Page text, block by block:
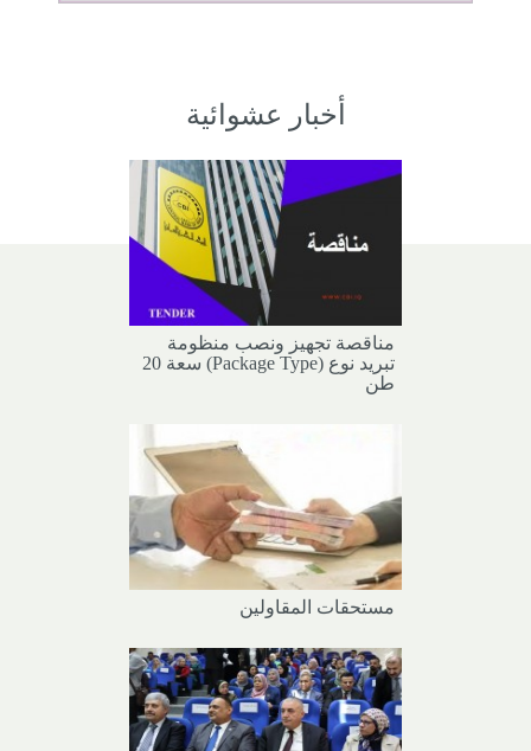
أخبار عشوائية
مناقصة تجهيز ونصب منظومة
تبريد نوع (Package Type) سعة 20
طن
مستحقات المقاولين